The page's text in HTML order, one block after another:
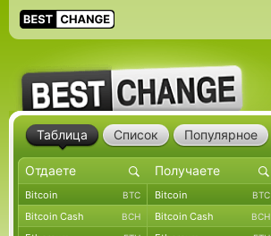
Таблица Список Популярное
Bitcoin BTC Bitcoin BTC
Bitcoin Cash BCH Bitcoin Cash BCH